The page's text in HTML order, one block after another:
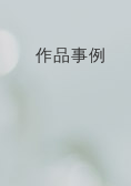
作品事例